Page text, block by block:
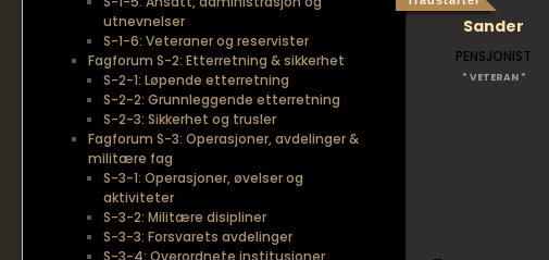
Sander
PENSJONIST
* VETERAN *
utnevnelser
S-1-6: Veteraner og reservister
Fagforum S-2: Etterretning & sikkerhet
S-2-1: Løpende etterretning
S-2-2: Grunnleggende etterretning
S-2-3: Sikkerhet og trusler
Fagforum S-3: Operasjoner, avdelinger &
militære fag
S-3-1: Operasjoner, øvelser og
aktiviteter
S-3-2: Militære disipliner
S-3-3: Forsvarets avdelinger
S-3-4: Overordnete institusjoner